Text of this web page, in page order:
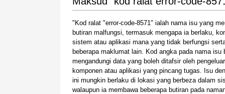
"Kod ralat "error-code-8571" ialah nama isu yang
butiran malfungsi, termasuk mengapa ia berlaku,
sistem atau aplikasi mana yang tidak berfungsi
beberapa maklumat lain. Kod angka pada nama isu
mengandungi data yang boleh ditafsir oleh pengeluar
komponen atau aplikasi yang pincang tugas. Isu
ini mungkin berlaku di lokasi yang berbeza dalam
walaupun ia membawa beberapa butiran pada